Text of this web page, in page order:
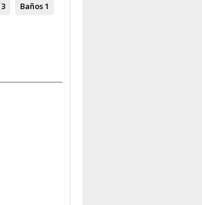
3 Baños1